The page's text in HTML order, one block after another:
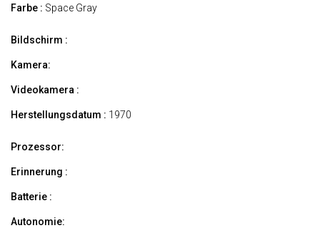
Farbe : Space Gray
Bildschirm :
Kamera:
Videokamera :
Herstellungsdatum : 1970
Prozessor:
Erinnerung :
Batterie :
Autonomie: